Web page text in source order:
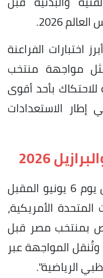
2026.
اختبارات الفراعنة
مواجهة منتخب
بأحد أقوى
إطار الاستعدادات
2026
تقام مباراة مصر والبرازيل يوم 6 يونيو المقبل
المتحدة الأمريكية،
بمنتخب مصر قبل
كأس العالم 2026، وتُنقل المواجهة عبر
الرياضية".